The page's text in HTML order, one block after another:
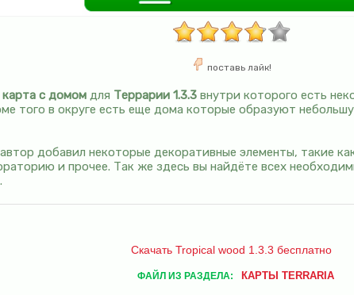
поставь лайк!
карта с домом для Террарии 1.3.3 внутри которого есть
того в округе есть еще дома которые образуют
добавил некоторые декоративные элементы, такие
и прочее. Так же здесь вы найдёте всех
Скачать Tropical wood 1.3.3 бесплатно
ФАЙЛ ИЗ РАЗДЕЛА: КАРТЫ TERRARIA